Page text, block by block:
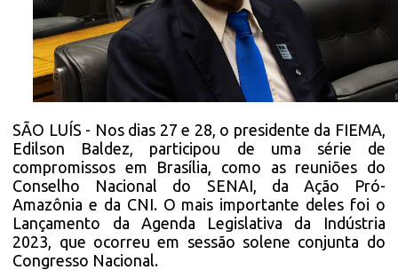
SÃO LUÍS - Nos dias 27 e 28, o presidente da FIEMA,
Edilson Baldez, participou de uma série de
compromissos em Brasília, como as reuniões do
Conselho Nacional do SENAI, da Ação Pró-
Amazônia e da CNI. O mais importante deles foi o
Lançamento da Agenda Legislativa da Indústria
2023, que ocorreu em sessão solene conjunta do
Congresso Nacional.